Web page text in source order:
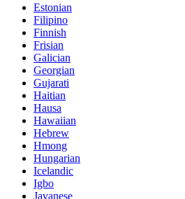
Estonian
Filipino
Finnish
Frisian
Galician
Georgian
Gujarati
Haitian
Hausa
Hawaiian
Hebrew
Hmong
Hungarian
Icelandic
Igbo
Javanese